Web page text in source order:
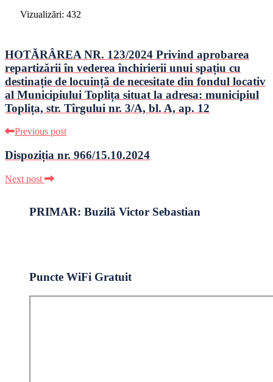
Vizualizări: 432
HOTĂRÂREA NR. 123/2024 Privind aprobarea
repartizării în vederea închirierii unui spațiu cu
destinație de locuință de necesitate din fondul locativ
al Municipiului Toplița situat la adresa: municipiul
Toplița, str. Tîrgului nr. 3/A, bl. A, ap. 12
Previous post
Dispoziția nr. 966/15.10.2024
Next post
PRIMAR: Buzilă Victor Sebastian
Puncte WiFi Gratuit